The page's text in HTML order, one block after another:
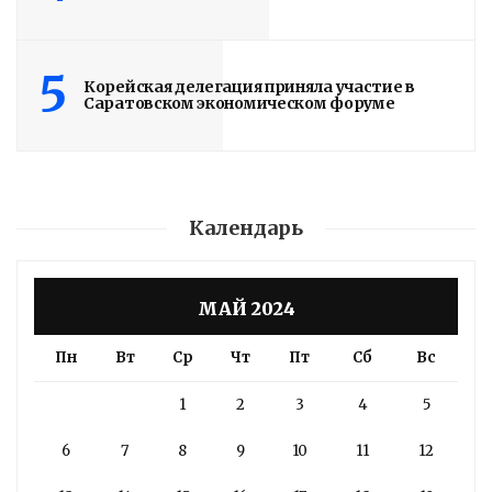
5
Корейская делегация приняла участие в
Саратовском экономическом форуме
Календарь
МАЙ 2024
Пн Вт Ср Чт Пт Сб Вс
1 2 3 4 5
6 7 8 9 10 11 12